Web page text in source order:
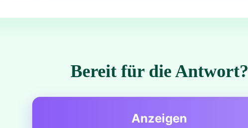
Bereit für die Antwort?
Anzeigen